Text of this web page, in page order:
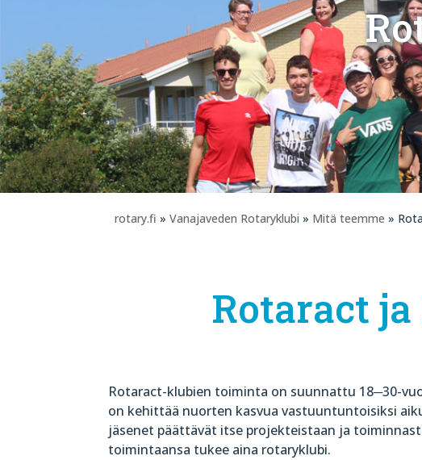
rotary.fi » Vanajaveden Rotaryklubi » Mitä teemme »
Rotaract
Rotaract-klubien toiminta on suunnattu 18─30-
on kehittää nuorten kasvua vastuuntuntoisiksi
jäsenet päättävät itse projekteistaan ja
toimintaansa tukee aina rotaryklubi.